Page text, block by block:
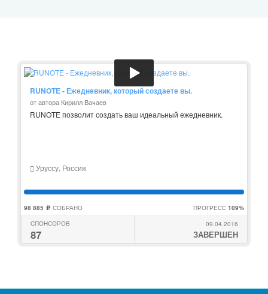
RUNOTE - Ежедневник, который создаете вы.
от автора Кирилл Вачаев
RUNOTE позволит создать ваш идеальный ежедневник.
Уруссу, Россия
98 885 c СОБРАНО ПРОГРЕСС 109%
СПОНСОРОВ
87
09.04.2016
ЗАВЕРШЕН